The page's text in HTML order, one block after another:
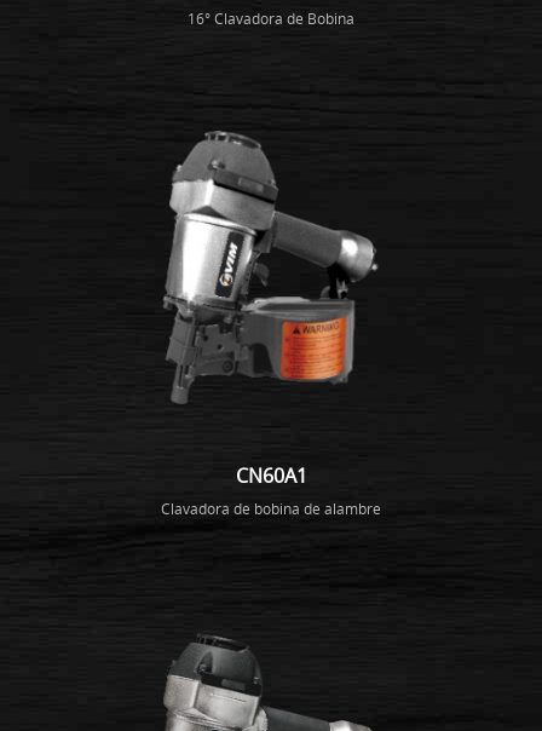
16° Clavadora de Bobina
CN60A1
Clavadora de bobina de alambre